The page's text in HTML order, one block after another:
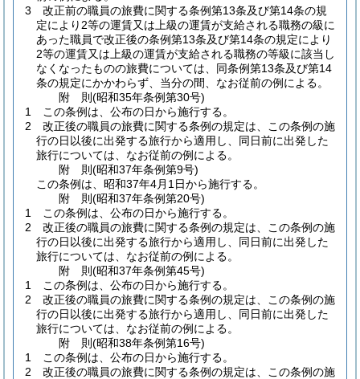
3
改正前の職員の旅費に関する条例第13条及び第14条の規
定により2等の運賃又は上級の運賃が支給される職務の級に
あった職員で改正後の条例第13条及び第14条の規定により
2等の運賃又は上級の運賃が支給される職務の等級に該当し
なくなったものの旅費については、同条例第13条及び第14
条の規定にかかわらず、当分の間、なお従前の例による。
附 則(昭和35年条例第30号)
1
この条例は、公布の日から施行する。
2
改正後の職員の旅費に関する条例の規定は、この条例の施
行の日以後に出発する旅行から適用し、同日前に出発した
旅行については、なお従前の例による。
附 則(昭和37年条例第9号)
この条例は、昭和37年4月1日から施行する。
附 則(昭和37年条例第20号)
1
この条例は、公布の日から施行する。
2
改正後の職員の旅費に関する条例の規定は、この条例の施
行の日以後に出発する旅行から適用し、同日前に出発した
旅行については、なお従前の例による。
附 則(昭和37年条例第45号)
1
この条例は、公布の日から施行する。
2
改正後の職員の旅費に関する条例の規定は、この条例の施
行の日以後に出発する旅行から適用し、同日前に出発した
旅行については、なお従前の例による。
附 則(昭和38年条例第16号)
1
この条例は、公布の日から施行する。
2
改正後の職員の旅費に関する条例の規定は、この条例の施